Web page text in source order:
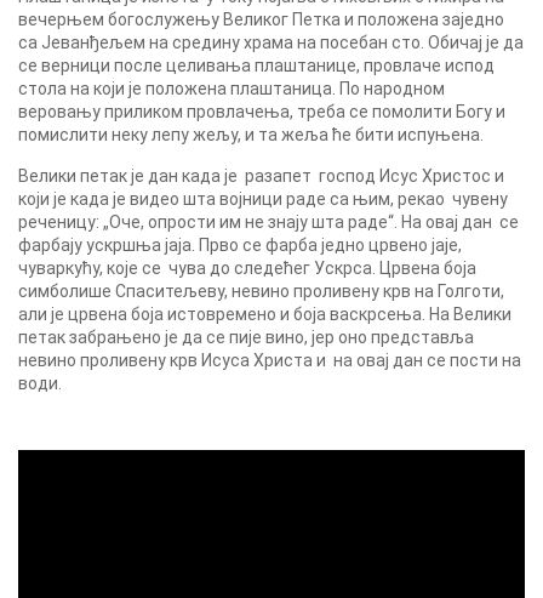
вечерњем богослужењу Великог Петка и положена заједно
са Јеванђељем на средину храма на посебан сто. Обичај је да
се верници после целивања плаштанице, провлаче испод
стола на који је положена плаштаница. По народном
веровању приликом провлачења, треба се помолити Богу и
помислити неку лепу жељу, и та жеља ће бити испуњена.
Велики петак je дан када је разапет господ Исус Христос и
који је када је видео шта војници раде са њим, рекао чувену
реченицу: „Оче, опрости им не знају шта раде“. На овај дан се
фарбају ускршња јаја. Прво се фарба једно црвено јаје,
чуваркућу, које се чува до следећег Ускрса. Црвена боја
симболише Спаситељеву, невино проливену крв на Голготи,
али је црвена боја истовремено и боја васкрсења. На Велики
петак забрањено је да се пије вино, јер оно представља
невино проливену крв Исуса Христа и на овај дан се пости на
води.